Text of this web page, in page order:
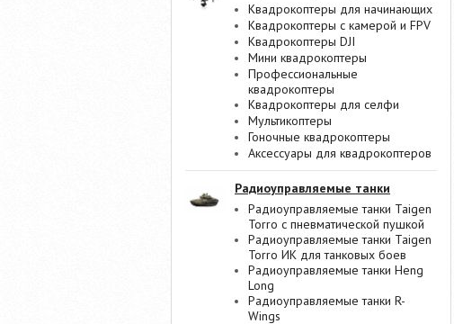
Квадрокоптеры для начинающих
Квадрокоптеры с камерой и FPV
Квадрокоптеры DJI
Мини квадрокоптеры
Профессиональные
квадрокоптеры
Квадрокоптеры для селфи
Мультикоптеры
Гоночные квадрокоптеры
Аксессуары для квадрокоптеров
Радиоуправляемые танки
Радиоуправляемые танки Taigen
Torro с пневматической пушкой
Радиоуправляемые танки Taigen
Torro ИК для танковых боев
Радиоуправляемые танки Heng
Long
Радиоуправляемые танки R-
Wings